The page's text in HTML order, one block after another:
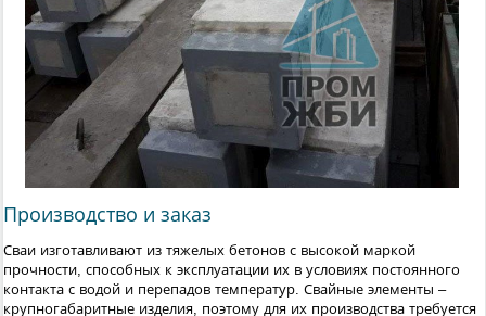
Производство и заказ
Сваи изготавливают из тяжелых бетонов с высокой маркой
прочности, способных к эксплуатации их в условиях постоянного
контакта с водой и перепадов температур. Свайные элементы –
крупногабаритные изделия, поэтому для их производства требуется